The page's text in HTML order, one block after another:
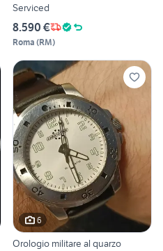
Serviced
8.590 €
Roma (RM)
6
Orologio militare al quarzo